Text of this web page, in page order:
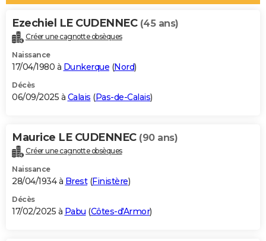
Alimentation
Guide de la santé
Maladies
Médicaments
Sommeil
VOYAGE
Destinations
City break
Voyage nature
Voyage de noces
Forum
Climat
+PHOTO
GUIDES D'ACHAT
BONS PLANS
Carte de Noël
Carte Bonne année
Carte Saint-Valentin
Carte Pâques
Carte d'anniversaire
DICTIONNAIRE
Dictionnaire
Biographies
Citations
Expressions
Proverbes
PROGRAMME TV
S'inscrire
Se connecter
Lycées
Collèges
Primaires
Universités
Entreprises
Service militaire
Avis de recherche
AVIS DE DÉCÈS
Ezechiel LE CUDENNEC (45 ans)
Créer une cagnotte obsèques
Naissance
17/04/1980 à Dunkerque (Nord)
Décès
06/09/2025 à Calais (Pas-de-Calais)
Maurice LE CUDENNEC (90 ans)
Créer une cagnotte obsèques
Naissance
28/04/1934 à Brest(Finistère)
Décès
17/02/2025 à Pabu (Côtes-d'Armor)